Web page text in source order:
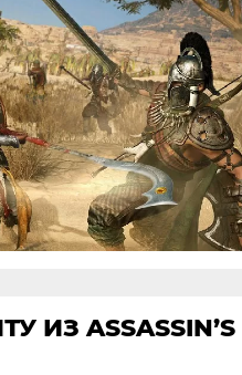
ИЗ ASSASSIN’S